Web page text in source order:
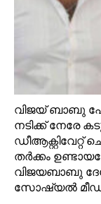
വിജയ്‌ ബാബു
നടിക്ക് നേരേ
തര്‍ക്കം
വിജയബാബു
സോഷ്യല്‍